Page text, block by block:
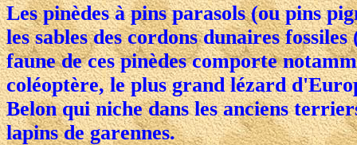
Les pinèdes à pins parasols (ou pins
les sables des cordons dunaires
faune de ces pinèdes comporte
coléoptère, le plus grand lézard
Belon qui niche dans les anciens
lapins de garennes.